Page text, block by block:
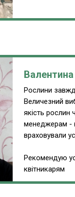
Рослини
Величезний
якість
менеджерам -
враховували
Рекомендую
квітникарям